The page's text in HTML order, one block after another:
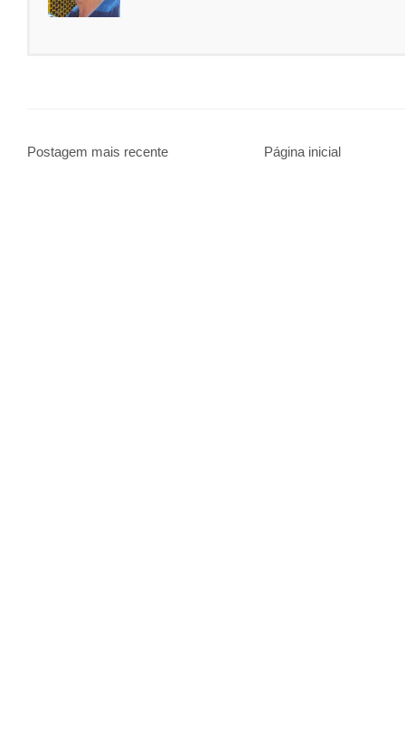
Postagem mais recente Página inicial